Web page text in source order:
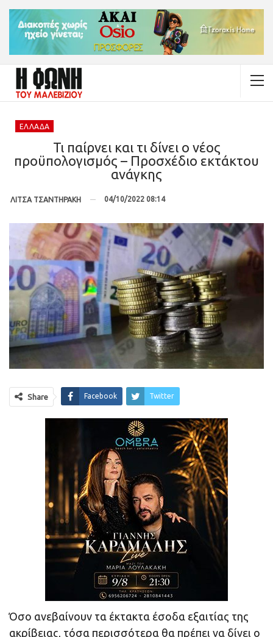
ΕΛΛΆΔΑ
Τι παίρνει και τι δίνει ο νέος
προϋπολογισμός – Προσχέδιο εκτάκτου
ανάγκης
ΛΙΤΣΑ ΤΣΑΝΤΗΡΑΚΗ 04/10/2022 08:14
Share Facebook Twitter
Όσο ανεβαίνουν τα έκτακτα έσοδα εξαιτίας της
ακρίβειας, τόσα περισσότερα θα πρέπει να δίνει ο